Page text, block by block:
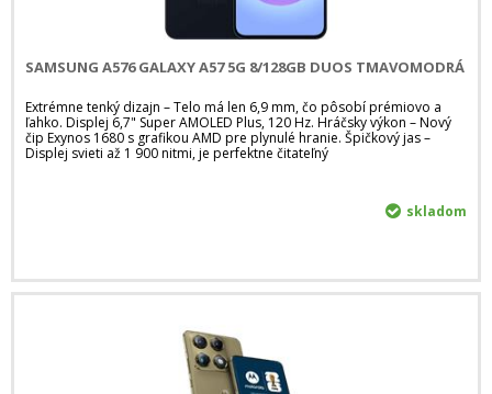
SAMSUNG A576 GALAXY A57 5G 8/128GB DUOS TMAVOMODRÁ
Extrémne tenký dizajn – Telo má len 6,9 mm, čo pôsobí prémiovo a
ľahko. Displej 6,7" Super AMOLED Plus, 120 Hz. Hráčsky výkon – Nový
čip Exynos 1680 s grafikou AMD pre plynulé hranie. Špičkový jas –
Displej svieti až 1 900 nitmi, je perfektne čitateľný
skladom